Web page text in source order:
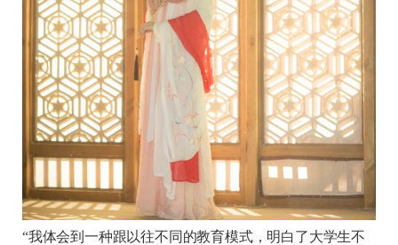
“我体会到一种跟以往不同的教育模式，明白了大学生不